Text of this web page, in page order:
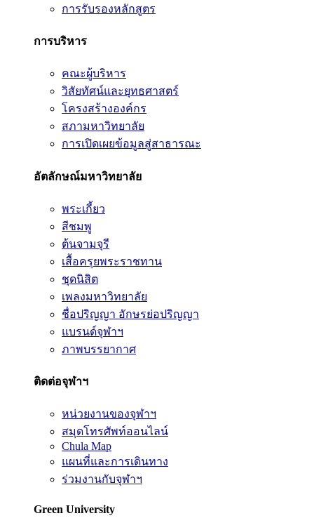
การรับรองหลักสูตร
การบริหาร
คณะผู้บริหาร
วิสัยทัศน์และยุทธศาสตร์
โครงสร้างองค์กร
สภามหาวิทยาลัย
การเปิดเผยข้อมูลสู่สาธารณะ
อัตลักษณ์มหาวิทยาลัย
พระเกี้ยว
สีชมพู
ต้นจามจุรี
เสื้อครุยพระราชทาน
ชุดนิสิต
เพลงมหาวิทยาลัย
ชื่อปริญญา อักษรย่อปริญญา
แบรนด์จุฬาฯ
ภาพบรรยากาศ
ติดต่อจุฬาฯ
หน่วยงานของจุฬาฯ
สมุดโทรศัพท์ออนไลน์
Chula Map
แผนที่และการเดินทาง
ร่วมงานกับจุฬาฯ
Green University